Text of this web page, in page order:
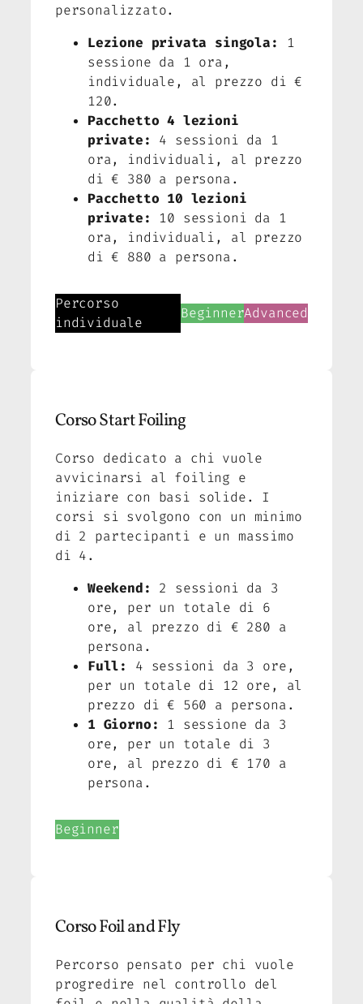
personalizzato.
Lezione privata singola:
1
sessione da 1 ora,
individuale, al prezzo di €
120.
Pacchetto 4 lezioni
private:
4 sessioni da 1
ora, individuali, al prezzo
di € 380 a persona.
Pacchetto 10 lezioni
private:
10 sessioni da 1
ora, individuali, al prezzo
di € 880 a persona.
Percorso
individuale
BeginnerAdvanced
Corso Start Foiling
Corso dedicato a chi vuole
avvicinarsi al foiling e
iniziare con basi solide. I
corsi si svolgono con un minimo
di 2 partecipanti e un massimo
di 4.
Weekend:
2 sessioni da 3
ore, per un totale di 6
ore, al prezzo di € 280 a
persona.
Full:
4 sessioni da 3 ore,
per un totale di 12 ore, al
prezzo di € 560 a persona.
1 Giorno:
1 sessione da 3
ore, per un totale di 3
ore, al prezzo di € 170 a
persona.
Beginner
Corso Foil and Fly
Percorso pensato per chi vuole
progredire nel controllo del